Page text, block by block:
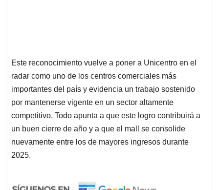
Este reconocimiento vuelve a poner a Unicentro en el
radar como uno de los centros comerciales más
importantes del país y evidencia un trabajo sostenido
por mantenerse vigente en un sector altamente
competitivo. Todo apunta a que este logro contribuirá a
un buen cierre de año y a que el mall se consolide
nuevamente entre los de mayores ingresos durante
2025.